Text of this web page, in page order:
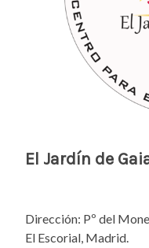
El Jardín de
Dirección: Pº del
El Escorial, Madrid.